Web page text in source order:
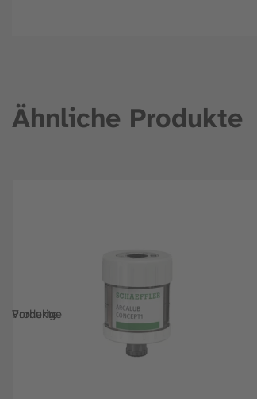
Ähnliche Produkte
Vorherige Produkte